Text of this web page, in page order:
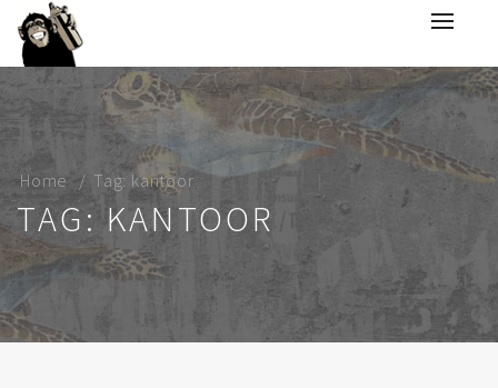
Home Tag: kantoor
TAG: KANTOOR